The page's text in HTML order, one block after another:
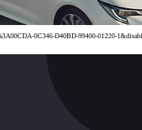
0C346-D40BD-99400-01220-